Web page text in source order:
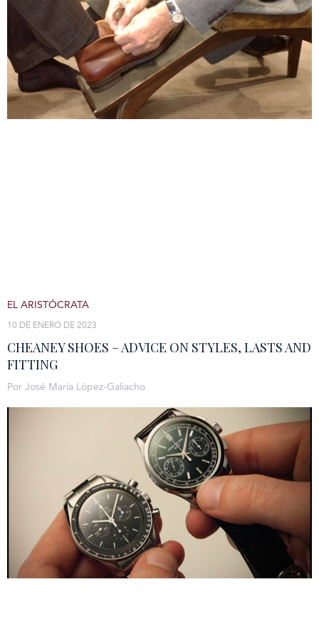
CHEANEY SHOES – ADVICE ON STYLES, LASTS AND
FITTING
10 DE ENERO DE 2023
EL ARISTÓCRATA
Por José María López-Galiacho